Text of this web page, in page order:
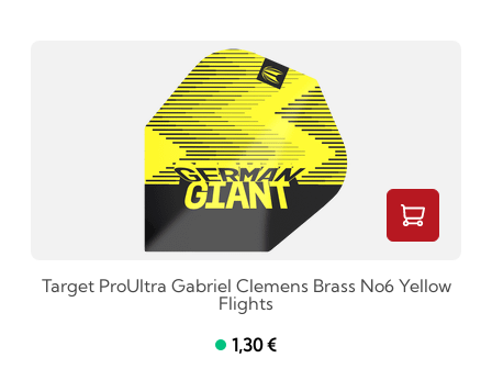
Target ProUltra Gabriel Clemens Brass No6 Yellow
Flights
1,30 €